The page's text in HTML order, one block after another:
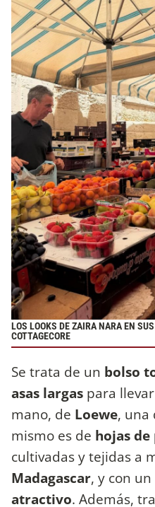
LOS LOOKS DE ZAIRA NARA EN
COTTAGECORE
Se trata de un bolso
asas largas para
mano, de Loewe, una
mismo es de hojas
cultivadas y tejidas a
Madagascar, y con un
atractivo. Además,